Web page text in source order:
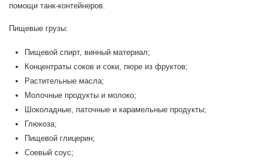
помощи танк-контейнеров.
Пищевые грузы:
Пищевой спирт, винный материал;
Концентраты соков и соки, пюре из фруктов;
Растительные масла;
Молочные продукты и молоко;
Шоколадные, паточные и карамельные продукты;
Глюкоза;
Пищевой глицерин;
Соевый соус;